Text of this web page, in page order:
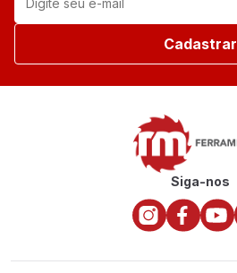
Cadastrar
Siga-nos